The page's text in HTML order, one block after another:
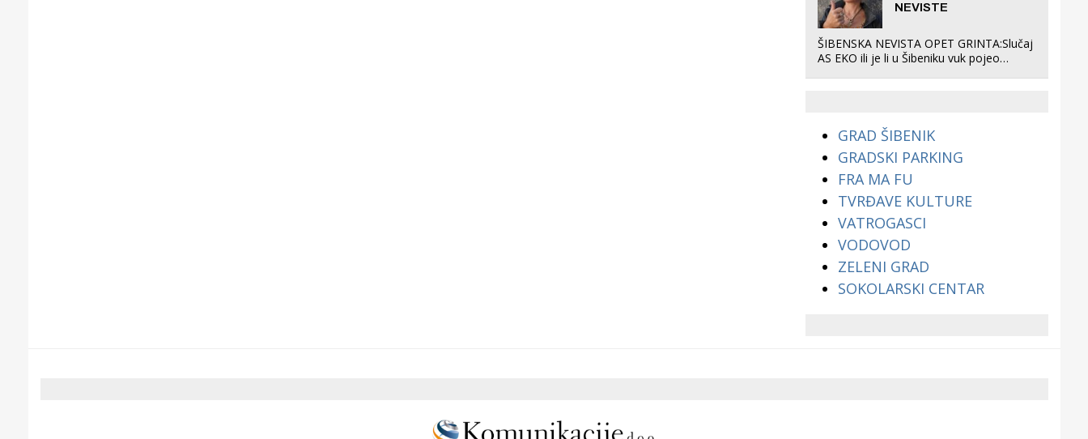
NEVISTE
ŠIBENSKA NEVISTA OPET GRINTA:Slučaj
AS EKO ili je li u Šibeniku vuk pojeo
GRAD ŠIBENIK
GRADSKI PARKING
FRA MA FU
TVRĐAVE KULTURE
VATROGASCI
VODOVOD
ZELENI GRAD
SOKOLARSKI CENTAR